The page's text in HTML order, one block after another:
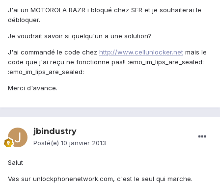
J'ai un MOTOROLA RAZR i bloqué chez SFR et je souhaiterai le
débloquer.
Je voudrait savoir si quelqu'un a une solution?
J'ai commandé le code chez http://www.cellunlocker.net mais le
code que j'ai reçu ne fonctionne pas!! :emo_im_lips_are_sealed:
:emo_im_lips_are_sealed:
Merci d'avance.
jbindustry
Posté(e) 10 janvier 2013
Salut
Vas sur unlockphonenetwork.com, c'est le seul qui marche.